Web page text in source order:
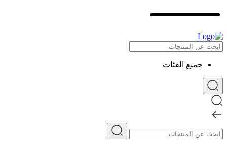
جميع الفئات